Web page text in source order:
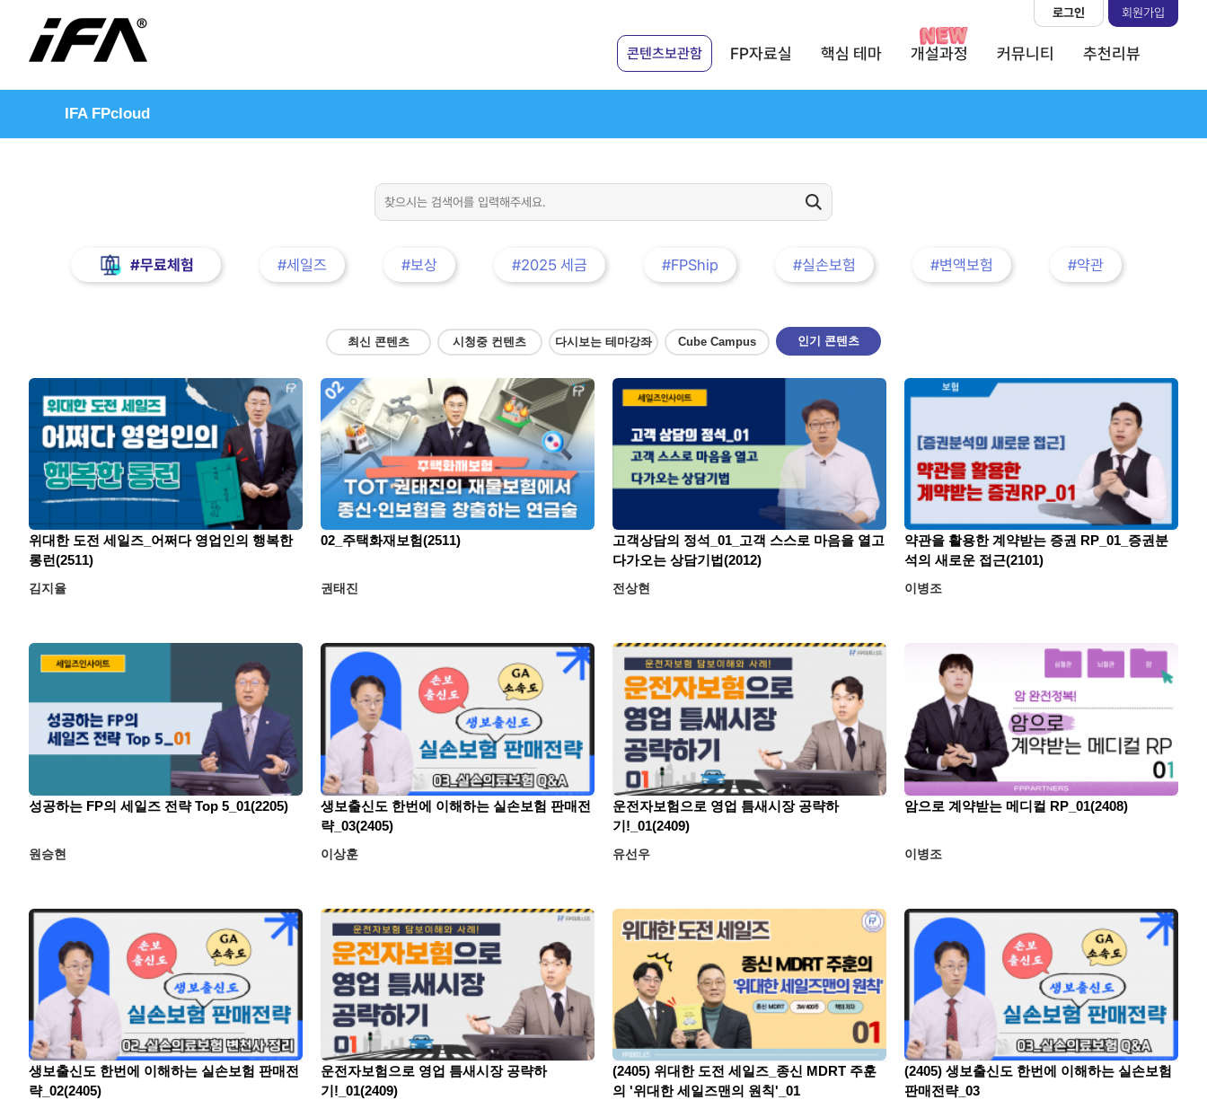
콘텐츠보관함 FP자료실 핵심 테마 개설과정 커뮤니티 추천리뷰
로그인 회원가입
IFA FPcloud
#무료체험 #세일즈 #보상 #2025 세금 #FPShip #실손보험 #변액보험 #약관
최신 콘텐츠 시청중 컨텐츠 다시보는 테마강좌 Cube Campus 인기 콘텐츠
위대한 도전 세일즈_어쩌다 영업인의 행복한
롱런(2511)
김지율
02_주택화재보험(2511)
권태진
고객상담의 정석_01_고객 스스로 마음을 열고
다가오는 상담기법(2012)
전상현
약관을 활용한 계약받는 증권 RP_01_증권분
석의 새로운 접근(2101)
이병조
성공하는 FP의 세일즈 전략 Top 5_01(2205)
원승현
생보출신도 한번에 이해하는 실손보험 판매전
략_03(2405)
이상훈
운전자보험으로 영업 틈새시장 공략하
기!_01(2409)
유선우
암으로 계약받는 메디컬 RP_01(2408)
이병조
생보출신도 한번에 이해하는 실손보험 판매전
략_02(2405)
운전자보험으로 영업 틈새시장 공략하
기!_01(2409)
(2405) 위대한 도전 세일즈_종신 MDRT 주훈
의 '위대한 세일즈맨의 원칙'_01
(2405) 생보출신도 한번에 이해하는 실손보험
판매전략_03